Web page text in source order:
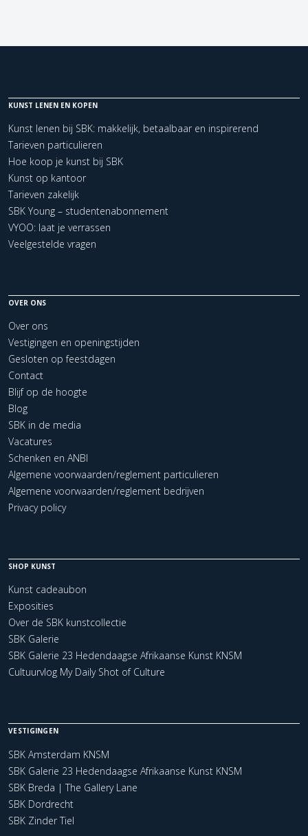
KUNST LENEN EN KOPEN
Kunst lenen bij SBK: makkelijk, betaalbaar en inspirerend
Tarieven particulieren
Hoe koop je kunst bij SBK
Kunst op kantoor
Tarieven zakelijk
SBK Young – studentenabonnement
VYOO: laat je verrassen
Veelgestelde vragen
OVER ONS
Over ons
Vestigingen en openingstijden
Gesloten op feestdagen
Contact
Blijf op de hoogte
Blog
SBK in de media
Vacatures
Schenken en ANBI
Algemene voorwaarden/reglement particulieren
Algemene voorwaarden/reglement bedrijven
Privacy policy
SHOP KUNST
Kunst cadeaubon
Exposities
Over de SBK kunstcollectie
SBK Galerie
SBK Galerie 23 Hedendaagse Afrikaanse Kunst KNSM
Cultuurvlog My Daily Shot of Culture
VESTIGINGEN
SBK Amsterdam KNSM
SBK Galerie 23 Hedendaagse Afrikaanse Kunst KNSM
SBK Breda | The Gallery Lane
SBK Dordrecht
SBK Zinder Tiel